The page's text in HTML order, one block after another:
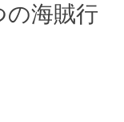
の海賊行